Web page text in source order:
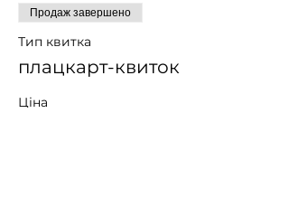
Продаж завершено
Тип квитка
плацкарт-квиток
Ціна